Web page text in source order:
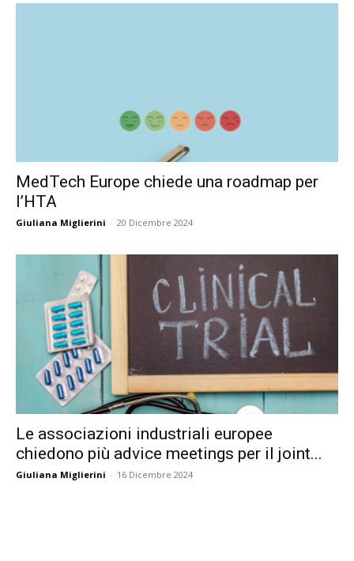
MedTech Europe chiede una roadmap per
l’HTA
Giuliana Miglierini - 20 Dicembre 2024
Le associazioni industriali europee
chiedono più advice meetings per il joint...
Giuliana Miglierini - 16 Dicembre 2024